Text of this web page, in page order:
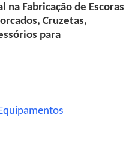
na Fabricação de Escoras
Cruzetas,
para